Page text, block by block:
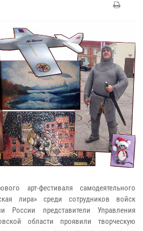
арт-фестиваля самодеятельного
лира» среди сотрудников войск
России представители Управления
области проявили творческую